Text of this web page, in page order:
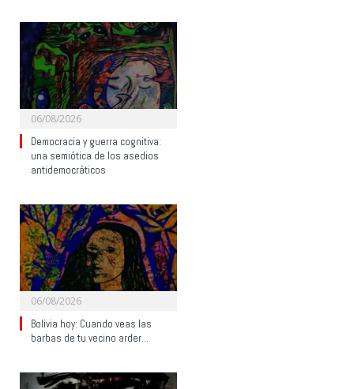
06/08/2026
Democracia y guerra cognitiva:
una semiótica de los asedios
antidemocráticos
06/08/2026
Bolivia hoy: Cuando veas las
barbas de tu vecino arder…